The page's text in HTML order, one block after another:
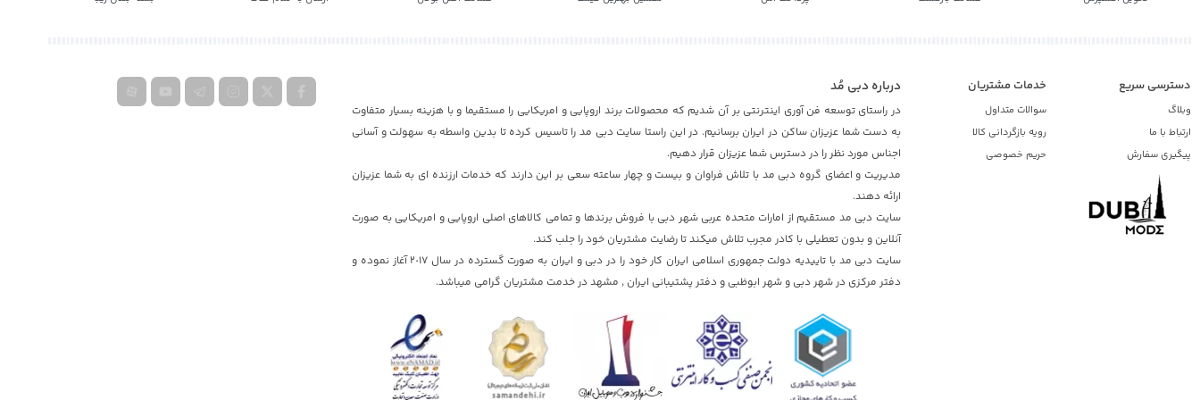
دسترسی سریع
وبلاگ
ارتباط با ما
پیگیری سفارش
خدمات مشتریان
سوالات متداول
رویه بازگردانی کالا
حریم خصوصی
درباره دبی مُد
در راستای توسعه فن آوری اینترنتی بر آن شدیم که محصولات برند اروپایی و امریکایی را مستقیما و با هزینه بسیار متفاوت
به دست شما عزیزان ساکن در ایران برسانیم. در این راستا سایت دبی مد را تاسیس کرده تا بدین واسطه به سهولت و آسانی
اجناس مورد نظر را در دسترس شما عزیزان قرار دهیم.
مدیریت و اعضای گروه دبی مد با تلاش فراوان و بیست و چهار ساعته سعی بر این دارند که خدمات ارزنده ای به شما عزیزان
ارائه دهند.
سایت دبی مد مستقیم از امارات متحده عربی شهر دبی با فروش برندها و تمامی کالاهای اصلی اروپایی و امریکایی به صورت
آنلاین و بدون تعطیلی با کادر مجرب تلاش میکند تا رضایت مشتریان خود را جلب کند.
سایت دبی مد با تاییدیه دولت جمهوری اسلامی ایران کار خود را در دبی و ایران به صورت گسترده در سال ٢٠١۷ آغاز نموده و
دفتر مرکزی در شهر دبی و شهر ابوظبی و دفتر پشتیبانی ایران , مشهد در خدمت مشتریان گرامی میباشد.